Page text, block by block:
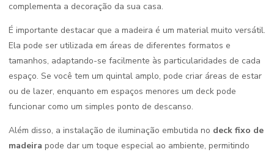
complementa a decoração da sua casa.
É importante destacar que a madeira é um material muito versátil.
Ela pode ser utilizada em áreas de diferentes formatos e
tamanhos, adaptando-se facilmente às particularidades de cada
espaço. Se você tem um quintal amplo, pode criar áreas de estar
ou de lazer, enquanto em espaços menores um deck pode
funcionar como um simples ponto de descanso.
Além disso, a instalação de iluminação embutida no deck fixo de
madeira pode dar um toque especial ao ambiente, permitindo